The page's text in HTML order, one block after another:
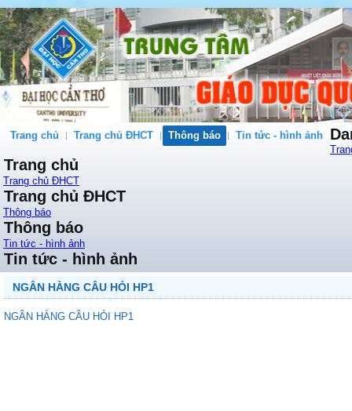
Trang chủ Trang chủ ĐHCT Thông báo Tin tức - hình ảnh
Trang chủ
Trang chủ ĐHCT
Trang chủ ĐHCT
Thông báo
Thông báo
Tin tức - hình ảnh
Tin tức - hình ảnh
NGÂN HÀNG CÂU HỎI HP1
NGÂN HÀNG CÂU HỎI HP1